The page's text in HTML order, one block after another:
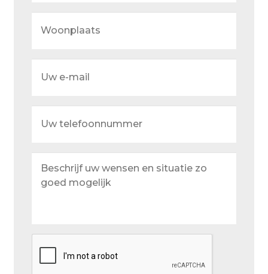
Sample Page
Service en onderhoud
Showroom
Verzending en bezorging
Winkelmand
telefoonnummer
uw
wensen